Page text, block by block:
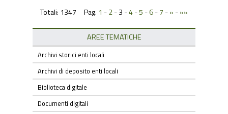
Totali: 1347 Pag. 1 -2-3 -4-5 -6-7 -» -»»
AREE TEMATICHE
Archivi storici enti locali
Archivi di deposito enti locali
Biblioteca digitale
Documenti digitali